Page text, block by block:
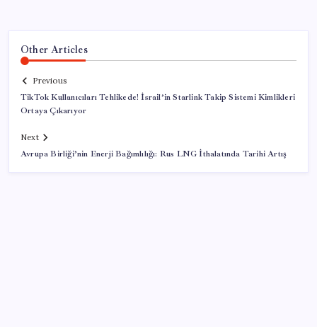
Other Articles
Previous
TikTok Kullanıcıları Tehlikede! İsrail’in Starlink Takip Sistemi Kimlikleri
Ortaya Çıkarıyor
Next
Avrupa Birliği’nin Enerji Bağımlılığı: Rus LNG İthalatında Tarihi Artış